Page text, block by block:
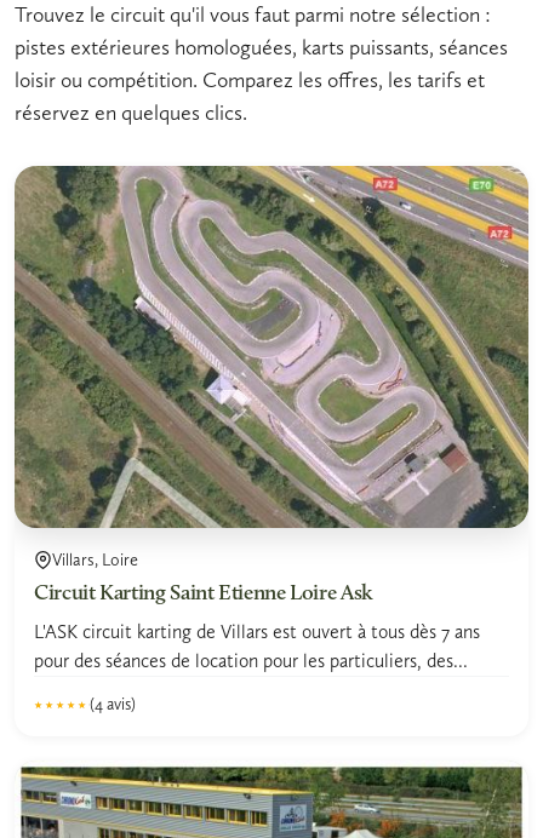
Trouvez le circuit qu'il vous faut parmi notre sélection :
pistes extérieures homologuées, karts puissants, séances
loisir ou compétition. Comparez les offres, les tarifs et
réservez en quelques clics.
Villars, Loire
Circuit Karting Saint Etienne Loire Ask
L'ASK circuit karting de Villars est ouvert à tous dès 7 ans
pour des séances de location pour les particuliers, des...
★★★★★
★★★★★ (4 avis)